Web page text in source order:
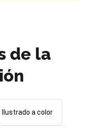
de la
Ilustrado a color